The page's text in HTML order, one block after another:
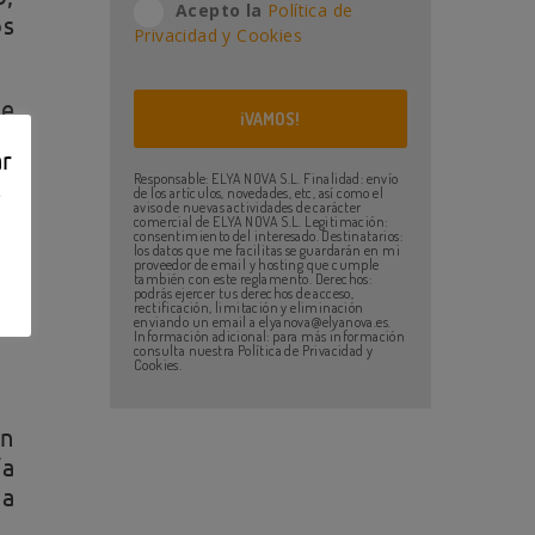
Acepto la Política de
Privacidad y Cookies
Responsable: ELYA NOVA S.L. Finalidad: envío
de los artículos, novedades, etc, así como el
aviso de nuevas actividades de carácter
comercial de ELYA NOVA S.L. Legitimación:
consentimiento del interesado. Destinatarios:
los datos que me facilitas se guardarán en mi
proveedor de email y hosting que cumple
también con este reglamento. Derechos:
podrás ejercer tus derechos de acceso,
rectificación, limitación y eliminación
enviando un email a elyanova@elyanova.es.
Información adicional: para más información
consulta nuestra Política de Privacidad y
Cookies.